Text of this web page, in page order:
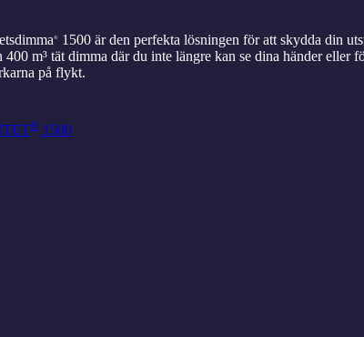
®
1500 är den perfekta lösningen för att skydda din
400 m³ tät dimma där du inte längre kan se dina händer
på flykt.
® 1500